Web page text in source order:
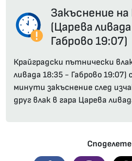
Закъснение
(Царева
Габрово 19:07)
Крайградски пътнически
ливада 18:35 - Габрово 19:07)
минути закъснение след
друг влак в гара Царева
Споделете